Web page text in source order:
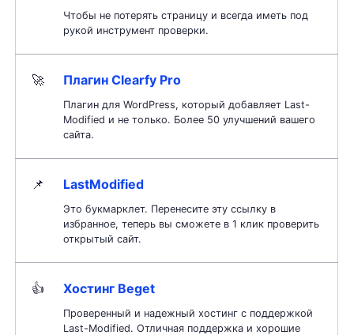
Чтобы не потерять страницу и всегда иметь под
рукой инструмент проверки.
🚀 Плагин Clearfy Pro
Плагин для WordPress, который добавляет Last-
Modified и не только. Более 50 улучшений вашего
сайта.
📌 LastModified
Это букмарклет. Перенесите эту ссылку в
избранное, теперь вы сможете в 1 клик проверить
открытый сайт.
👍 Хостинг Beget
Проверенный и надежный хостинг с поддержкой
Last-Modified. Отличная поддержка и хорошие